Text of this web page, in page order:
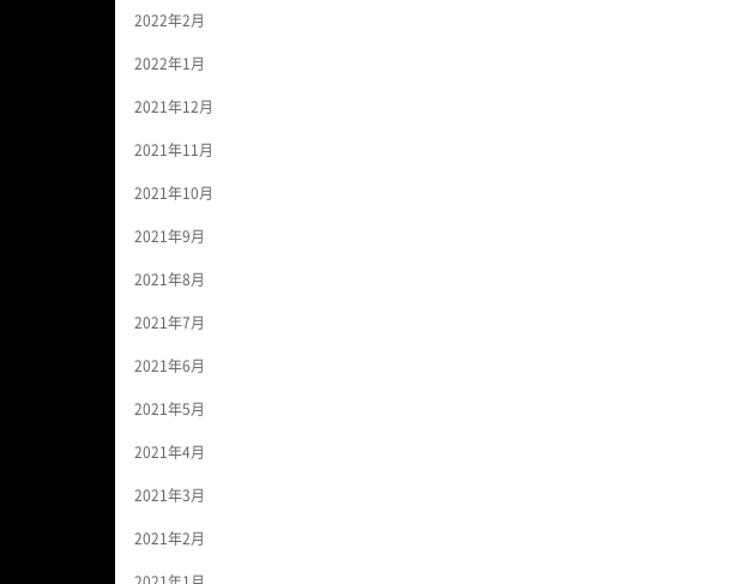
2022年2月
2022年1月
2021年12月
2021年11月
2021年10月
2021年9月
2021年8月
2021年7月
2021年6月
2021年5月
2021年4月
2021年3月
2021年2月